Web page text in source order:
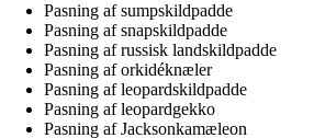
Pasning af sumpskildpadde
Pasning af snapskildpadde
Pasning af russisk landskildpadde
Pasning af orkidéknæler
Pasning af leopardskildpadde
Pasning af leopardgekko
Pasning af Jacksonkamæleon